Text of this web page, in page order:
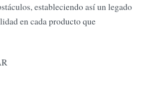
estableciendo así un legado
en cada producto que